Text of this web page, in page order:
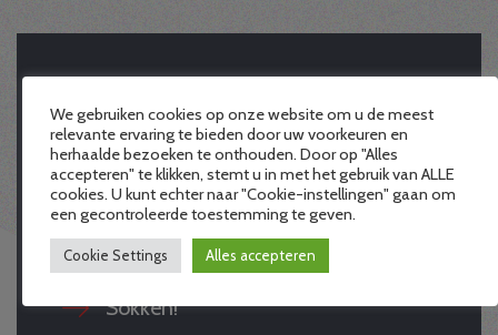
Lees hier wat we nog
meer te vertellen
hebben
Sokken!
We gebruiken cookies op onze website om u de meest
relevante ervaring te bieden door uw voorkeuren en
herhaalde bezoeken te onthouden. Door op "Alles
accepteren" te klikken, stemt u in met het gebruik van ALLE
cookies. U kunt echter naar "Cookie-instellingen" gaan om
een gecontroleerde toestemming te geven.
Cookie Settings Alles accepteren